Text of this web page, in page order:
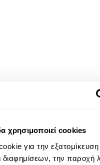
χρησιμοποιεί cookies
για την εξατομίκευση
διαφημίσεων, την παροχή